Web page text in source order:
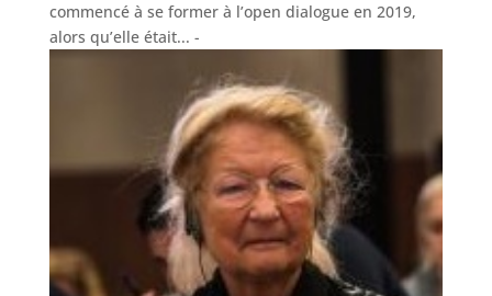
commencé à se former à l’open dialogue en 2019,
alors qu’elle était...